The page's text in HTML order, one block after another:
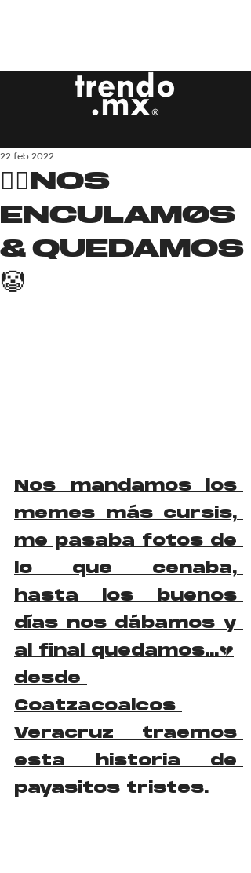
❤️‍🔥NOS
ENCULAMØS
& QUEDAMOS
🤡
22 feb 2022
Nos mandamos los
memes más cursis,
me pasaba fotos de
lo que cenaba,
hasta los buenos
días nos dábamos y
al final quedamos...💔
desde
Coatzacoalcos
Veracruz traemos
esta historia de
payasitos tristes.